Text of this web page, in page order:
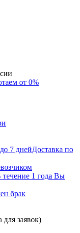
от 0%
Доставка по
течение 1 года Вы
брак
для заявок)